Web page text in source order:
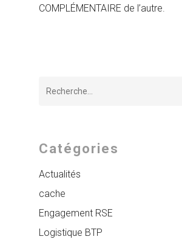
COMPLÉMENTAIRE de l’autre.
Catégories
Actualités
cache
Engagement RSE
Logistique BTP